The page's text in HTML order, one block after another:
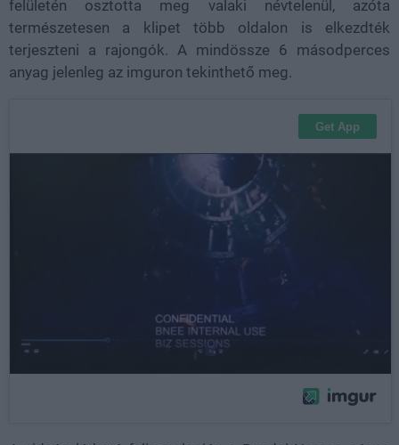
felületén osztotta meg valaki névtelenül, azóta
természetesen a klipet több oldalon is elkezdték
terjeszteni a rajongók. A mindössze 6 másodperces
anyag jelenleg az imguron tekinthető meg.